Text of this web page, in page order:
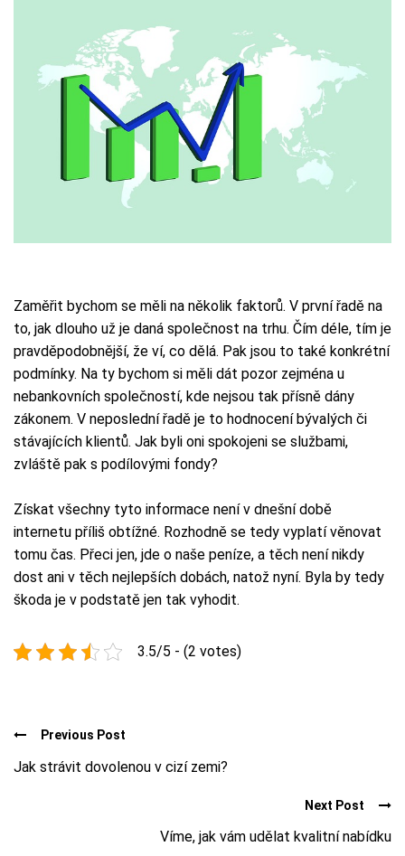
Zaměřit bychom se měli na několik faktorů. V první řadě na
to, jak dlouho už je daná společnost na trhu. Čím déle, tím je
pravděpodobnější, že ví, co dělá. Pak jsou to také konkrétní
podmínky. Na ty bychom si měli dát pozor zejména u
nebankovních společností, kde nejsou tak přísně dány
zákonem. V neposlední řadě je to hodnocení bývalých či
stávajících klientů. Jak byli oni spokojeni se službami,
zvláště pak s podílovými fondy?
Získat všechny tyto informace není v dnešní době
internetu příliš obtížné. Rozhodně se tedy vyplatí věnovat
tomu čas. Přeci jen, jde o naše peníze, a těch není nikdy
dost ani v těch nejlepších dobách, natož nyní. Byla by tedy
škoda je v podstatě jen tak vyhodit.
3.5/5 - (2 votes)
Previous Post
Jak strávit dovolenou v cizí zemi?
Next Post
Víme, jak vám udělat kvalitní nabídku